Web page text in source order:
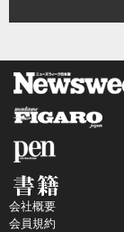
会社概要
会員規約